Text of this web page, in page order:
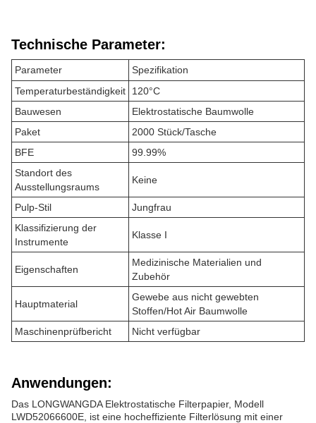
Technische Parameter:
Parameter
Spezifikation
Temperaturbeständigkeit
120°C
Bauwesen
Elektrostatische Baumwolle
Paket
2000 Stück/Tasche
BFE
99.99%
Standort des
Ausstellungsraums
Keine
Pulp-Stil
Jungfrau
Klassifizierung der
Instrumente
Klasse I
Eigenschaften
Medizinische Materialien und
Zubehör
Hauptmaterial
Gewebe aus nicht gewebten
Stoffen/Hot Air Baumwolle
Maschinenprüfbericht
Nicht verfügbar
Anwendungen:
Das LONGWANGDA Elektrostatische Filterpapier, Modell
LWD52066600E, ist eine hocheffiziente Filterlösung mit einer